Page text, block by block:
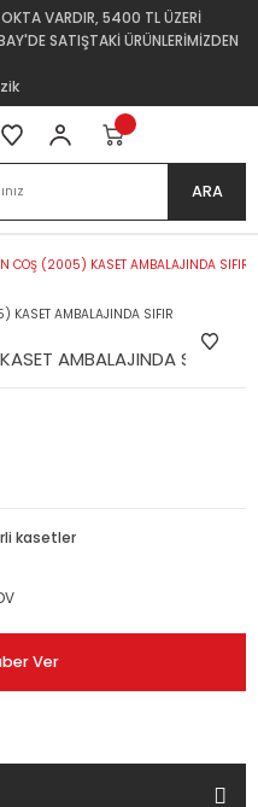
VARDIR, 5400 TL ÜZERİ
SATIŞTAKİ ÜRÜNLERİMİZDEN
ARA
COŞ (2005) KASET AMBALAJINDA SIFIR
AMBALAJINDA SIFIR
kasetler
Ver